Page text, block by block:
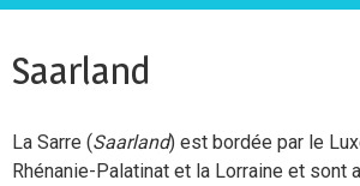
Saarland
La Sarre (Saarland) est bordée par le
Rhénanie-Palatinat et la Lorraine et sont